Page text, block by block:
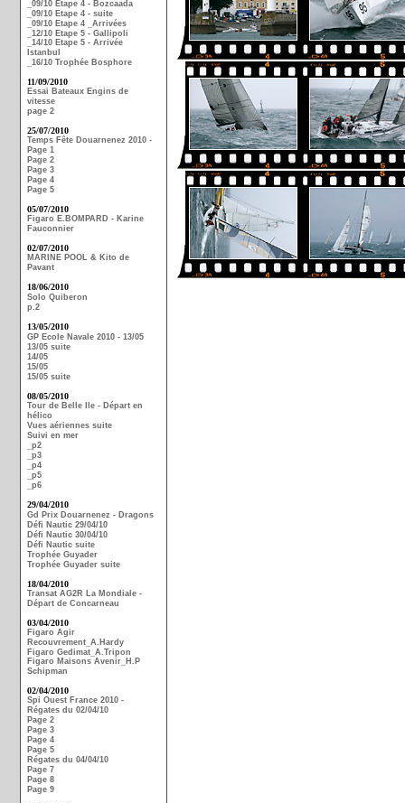
_09/10 Etape 4 - Bozcaada
_09/10 Etape 4 - suite
_09/10 Etape 4 _Arrivées
_12/10 Etape 5 - Gallipoli
_14/10 Etape 5 - Arrivée
Istanbul
_16/10 Trophée Bosphore
11/09/2010
Essai Bateaux Engins de
vitesse
page 2
25/07/2010
Temps Fête Douarnenez 2010 -
Page 1
Page 2
Page 3
Page 4
Page 5
05/07/2010
Figaro E.BOMPARD - Karine
Fauconnier
02/07/2010
MARINE POOL & Kito de
Pavant
18/06/2010
Solo Quiberon
p.2
13/05/2010
GP Ecole Navale 2010 - 13/05
13/05 suite
14/05
15/05
15/05 suite
08/05/2010
Tour de Belle Ile - Départ en
hélico
Vues aériennes suite
Suivi en mer
_p2
_p3
_p4
_p5
_p6
29/04/2010
Gd Prix Douarnenez - Dragons
Défi Nautic 29/04/10
Défi Nautic 30/04/10
Défi Nautic suite
Trophée Guyader
Trophée Guyader suite
18/04/2010
Transat AG2R La Mondiale -
Départ de Concarneau
03/04/2010
Figaro Agir
Recouvrement_A.Hardy
Figaro Gedimat_A.Tripon
Figaro Maisons Avenir_H.P
Schipman
02/04/2010
Spi Ouest France 2010 -
Régates du 02/04/10
Page 2
Page 3
Page 4
Page 5
Régates du 04/04/10
Page 7
Page 8
Page 9